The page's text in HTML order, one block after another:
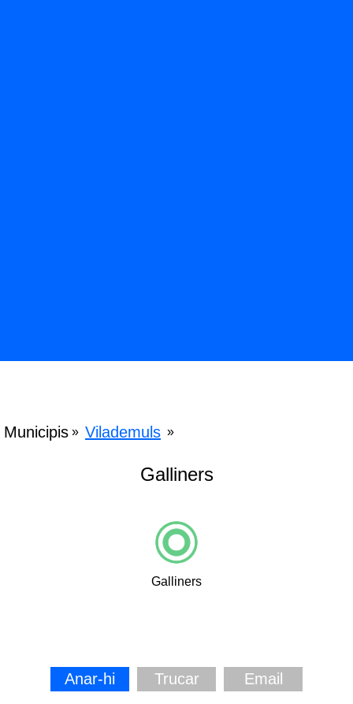
Municipis » Vilademuls »
Galliners
Galliners
Anar-hi Trucar Email